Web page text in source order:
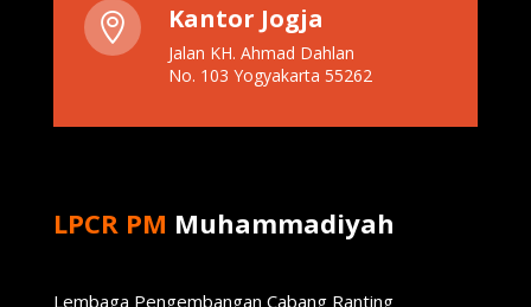
 Kantor Jogja
Jalan KH. Ahmad Dahlan
No. 103 Yogyakarta 55262
LPCR PM Muhammadiyah
Lembaga Pengembangan Cabang Ranting